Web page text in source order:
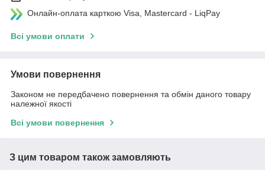
Онлайн-оплата карткою Visa, Mastercard - LiqPay
Всі умови оплати
Умови повернення
Законом не передбачено повернення та обмін даного товару
належної якості
Всі умови повернення
З цим товаром також замовляють